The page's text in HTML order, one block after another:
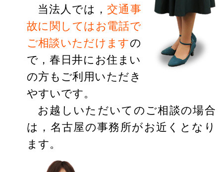
当法人では，交通事
故に関してはお電話で
ご相談いただけますの
で，春日井にお住まい
の方もご利用いただき
やすいです。
お越しいただいてのご相談の場合
は，名古屋の事務所がお近くとなり
ます。